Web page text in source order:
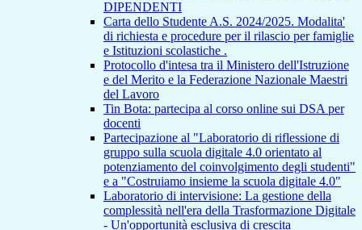
DIPENDENTI
Carta dello Studente A.S. 2024/2025. Modalita'
di richiesta e procedure per il rilascio per famiglie
e Istituzioni scolastiche .
Protocollo d'intesa tra il Ministero dell'Istruzione
e del Merito e la Federazione Nazionale Maestri
del Lavoro
Tin Bota: partecipa al corso online sui DSA per
docenti
Partecipazione al "Laboratorio di riflessione di
gruppo sulla scuola digitale 4.0 orientato al
potenziamento del coinvolgimento degli studenti"
e a "Costruiamo insieme la scuola digitale 4.0"
Laboratorio di intervisione: La gestione della
complessità nell'era della Trasformazione Digitale
- Un'opportunità esclusiva di crescita